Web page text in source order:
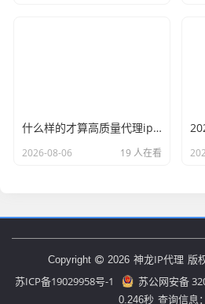
什么样的才算高质量代理ip？资深玩家总结了三个硬指标
2026-08-06 19 人在看
Copyright 2026 神龙IP代理 版
苏ICP备19029958号-1 苏公网安备
0.246秒 查询信息